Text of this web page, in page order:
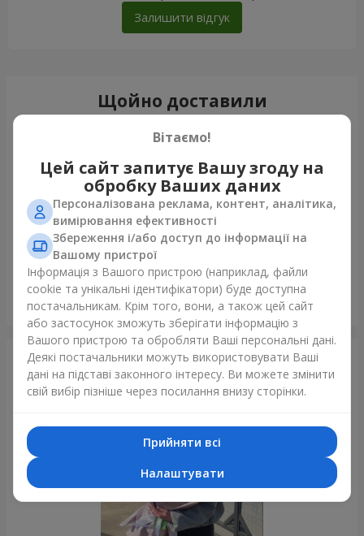
Залишити відгук
Щойно доставили
Букет "25 білих троянд"
Кам'янське (Дніпродзержинськ)
Фотогалерея
Вітаємо!
Цей сайт запитує Вашу згоду на
обробку Ваших даних
Персоналізована реклама, контент, аналітика,
вимірювання ефективності
Збереження і/або доступ до інформації на
Вашому пристрої
Інформація з Вашого пристрою (наприклад, файли
cookie та унікальні ідентифікатори) буде доступна
постачальникам. Крім того, вони, а також цей сайт
або застосунок зможуть зберігати інформацію з
Вашого пристрою та обробляти Ваші персональні дані.
Деякі постачальники можуть використовувати Ваші
дані на підставі законного інтересу. Ви можете змінити
свій вибір пізніше через посилання внизу сторінки.
Прийняти всі
Налаштувати